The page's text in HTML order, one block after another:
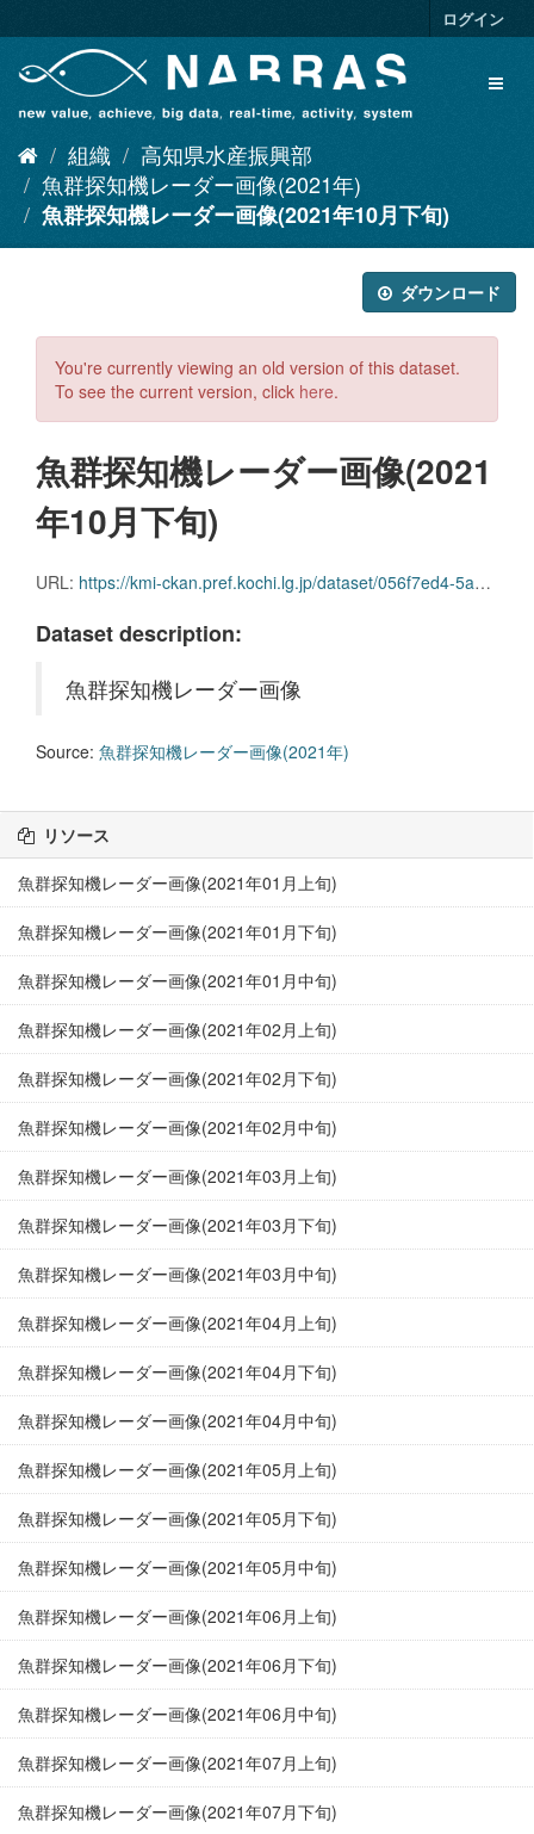
キ
ログイン
組織
高知県水産振興部
魚群探知機レーダー画像(2021年)
魚群探知機レーダー画像(2021年10月下旬)
ダウンロード
You're currently viewing an old version of this dataset.
To see the current version, click here.
魚群探知機レーダー画像(2021
年10月下旬)
URL: https://kmi-ckan.pref.kochi.lg.jp/dataset/056f7ed4-5a07-486a-8b65-ec28e5eeb0b5/resource/ab917187-55d0-414d-85b0-13cd5a5f6aaa/download/gyoguntanchikireedaagazou2021nen10gekkajun.zip
Dataset description:
魚群探知機レーダー画像
Source: 魚群探知機レーダー画像(2021年)
リソース
魚群探知機レーダー画像(2021年01月上旬)
魚群探知機レーダー画像(2021年01月下旬)
魚群探知機レーダー画像(2021年01月中旬)
魚群探知機レーダー画像(2021年02月上旬)
魚群探知機レーダー画像(2021年02月下旬)
魚群探知機レーダー画像(2021年02月中旬)
魚群探知機レーダー画像(2021年03月上旬)
魚群探知機レーダー画像(2021年03月下旬)
魚群探知機レーダー画像(2021年03月中旬)
魚群探知機レーダー画像(2021年04月上旬)
魚群探知機レーダー画像(2021年04月下旬)
魚群探知機レーダー画像(2021年04月中旬)
魚群探知機レーダー画像(2021年05月上旬)
魚群探知機レーダー画像(2021年05月下旬)
魚群探知機レーダー画像(2021年05月中旬)
魚群探知機レーダー画像(2021年06月上旬)
魚群探知機レーダー画像(2021年06月下旬)
魚群探知機レーダー画像(2021年06月中旬)
魚群探知機レーダー画像(2021年07月上旬)
魚群探知機レーダー画像(2021年07月下旬)